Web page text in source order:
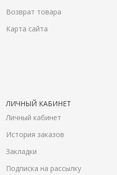
Возврат товара
Карта сайта
ЛИЧНЫЙ КАБИНЕТ
Личный кабинет
История заказов
Закладки
Подписка на рассылку